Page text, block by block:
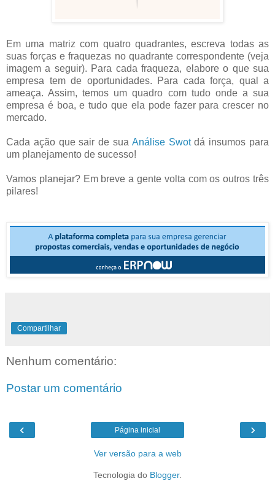
Em uma matriz com quatro quadrantes, escreva todas as
suas forças e fraquezas no quadrante correspondente (veja
imagem a seguir). Para cada fraqueza, elabore o que sua
empresa tem de oportunidades. Para cada força, qual a
ameaça. Assim, temos um quadro com tudo onde a sua
empresa é boa, e tudo que ela pode fazer para crescer no
mercado.
Cada ação que sair de sua Análise Swotdá insumos para
um planejamento de sucesso!
Vamos planejar? Em breve a gente volta com os outros três
pilares!
Compartilhar
Nenhum comentário:
Postar um comentário
‹ ›
Página inicial
Ver versão para a web
Tecnologia do Blogger.